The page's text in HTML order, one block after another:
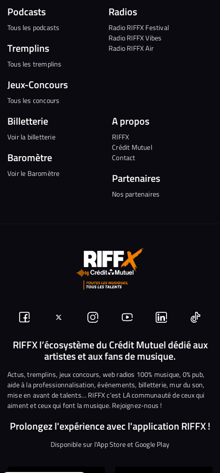
Podcasts
Tous les podcasts
Tremplins
Tous les tremplins
Jeux-Concours
Tous les concours
Radios
Radio RIFFX Festival
Radio RIFFX Vibes
Radio RIFFX Air
Billetterie
Voir la billetterie
Baromètre
Voir le Baromètre
A propos
RIFFX
Crédit Mutuel
Contact
Partenaires
Nos partenaires
Suivez-
nous
Facebook
Suivez-
nous
sur
Twitter
Nous
rejoindre
sur
Instagram
Nous
rejoindre
sur
YouTube
Nous
rejoindre
sur
Linkedin
Nous
RIFFX l’écosystème du Crédit Mutuel dédié aux
artistes et aux fans de musique.
Actus, tremplins, jeux concours, web radios 100% musique, 0% pub,
aide à la professionnalisation, événements, billetterie, mur du son,
mise en avant de talents… RIFFX c’est LA communauté de ceux qui
aiment et ceux qui font la musique. Rejoignez-nous !
Prolongez l'expérience avec l'application RIFFX !
Disponible sur l'App Store et Google Play